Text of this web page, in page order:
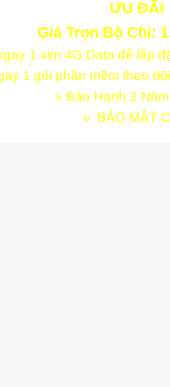
ƯU ĐÃI
Giá Trọn Bộ Chỉ:
1 sim 4G Data để lắp
1 gói phần mềm theo
» Bảo Hành 2
» BẢO MẬT